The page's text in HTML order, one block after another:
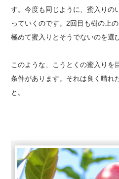
す。今度も同じように、蜜入りの
っていくのです。2回目も樹の上
極めて蜜入りとそうでないのを選
このような、こうとくの蜜入りを
条件があります。それは良く晴れ
と。